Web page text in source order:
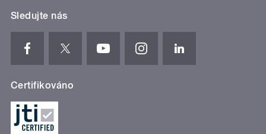
Sledujte nás
Certifikováno